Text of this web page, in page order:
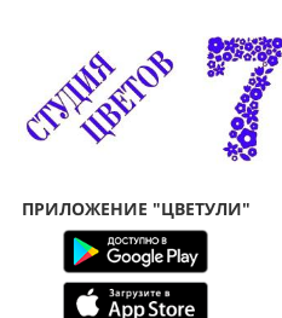
ПРИЛОЖЕНИЕ "ЦВЕТУЛИ"